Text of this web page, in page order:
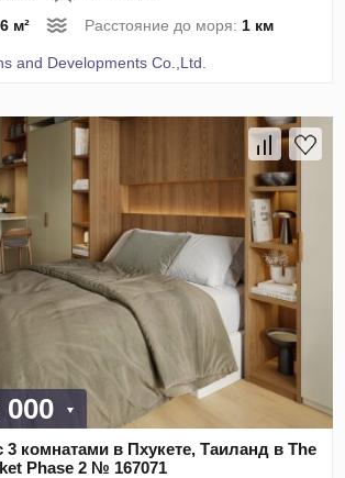
м² Расстояние до моря: 1 км
and Developments Co.,Ltd.
000
комнатами в Пхукете, Таиланд в The
Phase 2 № 167071